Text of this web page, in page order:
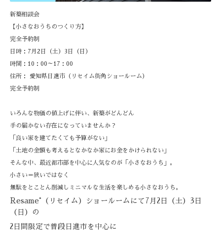
新築相談会
【小さなおうちのつくり方】
完全予約制
日時： 7 月2 日（土） 3 日（日）
時間： 10 ： 00～17 ： 00
住所： 愛知県日進市（リセイム街角ショールーム）
完全予約制
いろんな物価の値上げに伴い、新築がどんどん
手の届かない存在になっていませんか？
「良い家を建てたくても予算がない」
「土地の金額も考えるとなかなか家にお金をかけられない」
そんな中、最近都市部を中心に人気なのが「小さなおうち」。
小さい＝狭いではなく
無駄をとことん削減しミニマルな生活を楽しめる小さなおうち。
Resame°（リセイム）ショールームにて 7 月 2 日（土） 3 日
（日）の
2 日間限定で普段日進市を中心に